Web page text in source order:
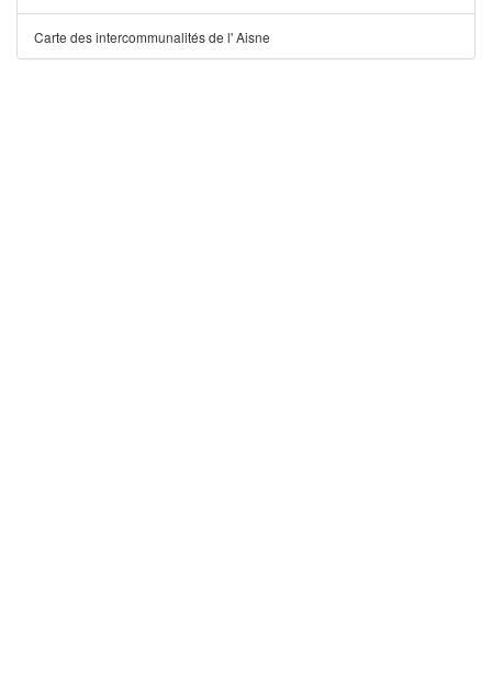
Carte des intercommunalités de l' Aisne